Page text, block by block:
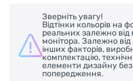
Зверніть увагу!
Відтінки кольорів на
реальних залежно
монітора. Залежно
інших факторів,
комплектацію,
елементи дизайну
попередження.